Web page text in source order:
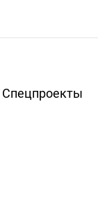
Спецпроекты